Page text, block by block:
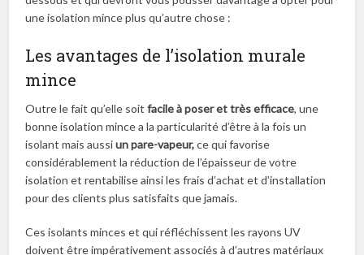
une isolation mince plus qu’autre chose :
Les avantages de l’isolation murale
mince
Outre le fait qu’elle soit facile à poser et très efficace, une
bonne isolation mince a la particularité d’être à la fois un
isolant mais aussiun pare-vapeur,ce qui favorise
considérablement la réduction de l’épaisseur de votre
isolation et rentabilise ainsi les frais d’achat et d’installation
pour des clients plus satisfaits que jamais.
Ces isolants minces et qui réfléchissent les rayons UV
doivent être impérativement associés à d’autres matériaux